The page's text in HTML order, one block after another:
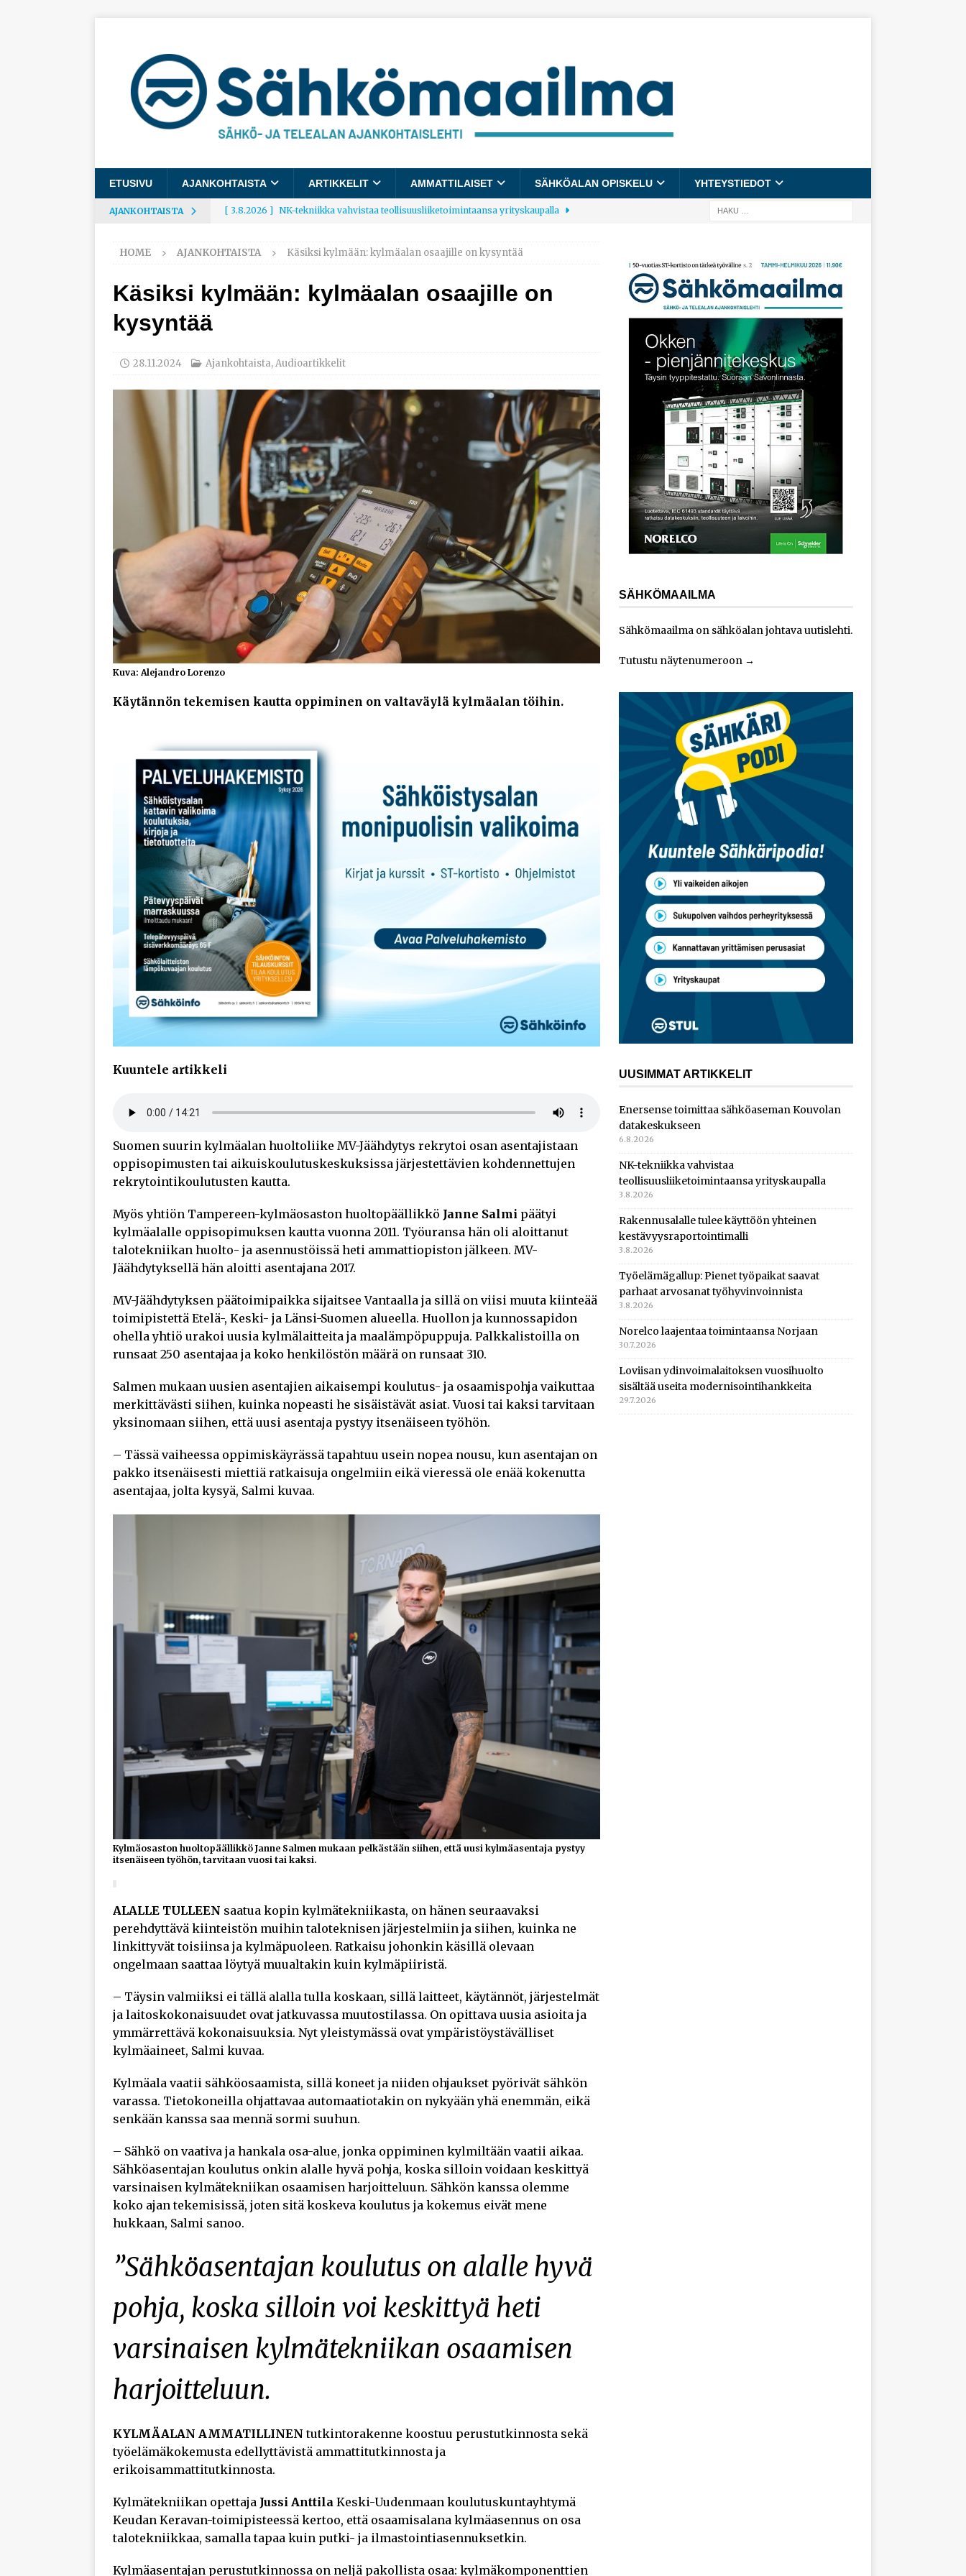
ETUSIVU AJANKOHTAISTA ARTIKKELIT AMMATTILAISET SÄHKÖALAN OPISKELU YHTEYSTIEDOT
AJANKOHTAISTA [ 3.8.2026 ] NK-tekniikka vahvistaa teollisuusliiketoimintaansa yrityskaupalla
[ 3.8.2026 ] Rakennusalalle tulee käyttöön yhteinen kestävyysraportointimalli
AJANKOHTAISTA
Työelämägallup: Pienet työpaikat saavat parhaat arvosanat
[ 30.7.2026 ] Norelco laajentaa toimintaansa Norjaan
modernisointihankkeita AJANKOHTAISTA
[ 6.8.2026 ] Enersense toimittaa sähköaseman Kouvolan datakeskukseen
AJANKOHTAISTA
HOME AJANKOHTAISTA Käsiksi kylmään: kylmäalan osaajille on kysyntää
Käsiksi kylmään: kylmäalan osaajille on
kysyntää
28.11.2024 Ajankohtaista,Audioartikkelit
Kuva: Alejandro Lorenzo
Käytännön tekemisen kautta oppiminen on valtaväylä kylmäalan töihin.
Kuuntele artikkeli
Suomen suurin kylmäalan huoltoliike MV-Jäähdytys rekrytoi osan asentajistaan
oppisopimusten tai aikuiskoulutuskeskuksissa järjestettävien kohdennettujen
rekrytointikoulutusten kautta.
Myös yhtiön Tampereen-kylmäosaston huoltopäällikkö Janne Salmi päätyi
kylmäalalle oppisopimuksen kautta vuonna 2011. Työuransa hän oli aloittanut
talotekniikan huolto- ja asennustöissä heti ammattiopiston jälkeen. MV-
Jäähdytyksellä hän aloitti asentajana 2017.
MV-Jäähdytyksen päätoimipaikka sijaitsee Vantaalla ja sillä on viisi muuta kiinteää
toimipistettä Etelä-, Keski- ja Länsi-Suomen alueella. Huollon ja kunnossapidon
ohella yhtiö urakoi uusia kylmälaitteita ja maalämpöpuppuja. Palkkalistoilla on
runsaat 250 asentajaa ja koko henkilöstön määrä on runsaat 310.
Salmen mukaan uusien asentajien aikaisempi koulutus- ja osaamispohja vaikuttaa
merkittävästi siihen, kuinka nopeasti he sisäistävät asiat. Vuosi tai kaksi tarvitaan
yksinomaan siihen, että uusi asentaja pystyy itsenäiseen työhön.
– Tässä vaiheessa oppimiskäyrässä tapahtuu usein nopea nousu, kun asentajan on
pakko itsenäisesti miettiä ratkaisuja ongelmiin eikä vieressä ole enää kokenutta
asentajaa, jolta kysyä, Salmi kuvaa.
Kylmäosaston huoltopäällikkö Janne Salmen mukaan pelkästään siihen, että uusi kylmäasentaja pystyy
itsenäiseen työhön, tarvitaan vuosi tai kaksi.
ALALLE TULLEEN saatua kopin kylmätekniikasta, on hänen seuraavaksi
perehdyttävä kiinteistön muihin taloteknisen järjestelmiin ja siihen, kuinka ne
linkittyvät toisiinsa ja kylmäpuoleen. Ratkaisu johonkin käsillä olevaan
ongelmaan saattaa löytyä muualtakin kuin kylmäpiiristä.
– Täysin valmiiksi ei tällä alalla tulla koskaan, sillä laitteet, käytännöt, järjestelmät
ja laitoskokonaisuudet ovat jatkuvassa muutostilassa. On opittava uusia asioita ja
ymmärrettävä kokonaisuuksia. Nyt yleistymässä ovat ympäristöystävälliset
kylmäaineet, Salmi kuvaa.
Kylmäala vaatii sähköosaamista, sillä koneet ja niiden ohjaukset pyörivät sähkön
varassa. Tietokoneilla ohjattavaa automaatiotakin on nykyään yhä enemmän, eikä
senkään kanssa saa mennä sormi suuhun.
– Sähkö on vaativa ja hankala osa-alue, jonka oppiminen kylmiltään vaatii aikaa.
Sähköasentajan koulutus onkin alalle hyvä pohja, koska silloin voidaan keskittyä
varsinaisen kylmätekniikan osaamisen harjoitteluun. Sähkön kanssa olemme
koko ajan tekemisissä, joten sitä koskeva koulutus ja kokemus eivät mene
hukkaan, Salmi sanoo.
”Sähköasentajan koulutus on alalle hyvä
pohja, koska silloin voi keskittyä heti
varsinaisen kylmätekniikan osaamisen
harjoitteluun.
KYLMÄALAN AMMATILLINEN tutkintorakenne koostuu perustutkinnosta sekä
työelämäkokemusta edellyttävistä ammattitutkinnosta ja
erikoisammattitutkinnosta.
Kylmätekniikan opettaja Jussi Anttila Keski-Uudenmaan koulutuskuntayhtymä
Keudan Keravan-toimipisteessä kertoo, että osaamisalana kylmäasennus on osa
talotekniikkaa, samalla tapaa kuin putki- ja ilmastointiasennuksetkin.
Kylmäasentajan perustutkinnossa on neljä pakollista osaa: kylmäkomponenttien
SÄHKÖMAAILMA
Sähkömaailma on sähköalan johtava uutislehti.
Tutustu näytenumeroon→
UUSIMMAT ARTIKKELIT
Enersense toimittaa sähköaseman Kouvolan
datakeskukseen
6.8.2026
NK-tekniikka vahvistaa
teollisuusliiketoimintaansa yrityskaupalla
3.8.2026
Rakennusalalle tulee käyttöön yhteinen
kestävyysraportointimalli
3.8.2026
Työelämägallup: Pienet työpaikat saavat
parhaat arvosanat työhyvinvoinnista
3.8.2026
Norelco laajentaa toimintaansa Norjaan
30.7.2026
Loviisan ydinvoimalaitoksen vuosihuolto
sisältää useita modernisointihankkeita
29.7.2026